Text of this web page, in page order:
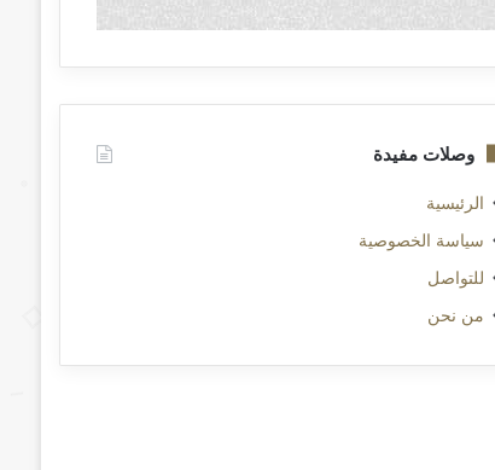
وصلات مفيدة
الرئيسية
سياسة الخصوصية
للتواصل
من نحن